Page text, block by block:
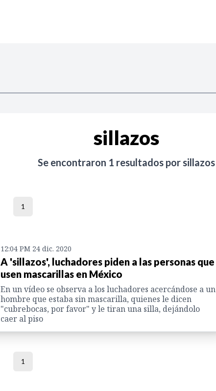
sillazos
Se encontraron 1 resultados por sillazos
1
12:04 PM 24 dic. 2020
A 'sillazos', luchadores piden a las personas que
usen mascarillas en México
En un vídeo se observa a los luchadores acercándose a un
hombre que estaba sin mascarilla, quienes le dicen
"cubrebocas, por favor" y le tiran una silla, dejándolo
caer al piso
1